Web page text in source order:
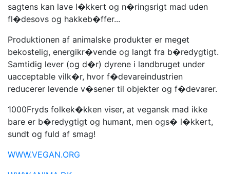
sagtens kan lave l�kkert og n�ringsrigt mad uden
fl�desovs og hakkeb�ffer...
Produktionen af animalske produkter er meget
bekostelig, energikr�vende og langt fra b�redygtigt.
Samtidig lever (og d�r) dyrene i landbruget under
uacceptable vilk�r, hvor f�devareindustrien
reducerer levende v�sener til objekter og f�devarer.
1000Fryds folkek�kken viser, at vegansk mad ikke
bare er b�redygtigt og humant, men ogs� l�kkert,
sundt og fuld af smag!
WWW.VEGAN.ORG